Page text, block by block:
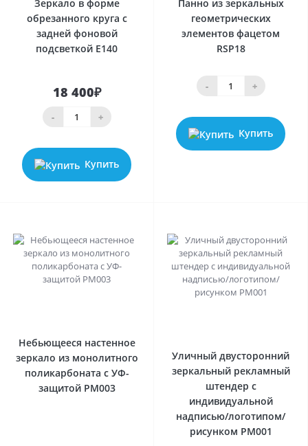
Зеркало в форме
обрезанного круга с
задней фоновой
подсветкой E140
18 400₽
- +
Купить
Панно из зеркальных
геометрических
элементов фацетом
RSP18
- +
Купить
Небьющееся настенное
зеркало из монолитного
поликарбоната с УФ-
защитой PM003
Уличный двусторонний
зеркальный рекламный
штендер с
индивидуальной
надписью/логотипом/
рисунком PM001